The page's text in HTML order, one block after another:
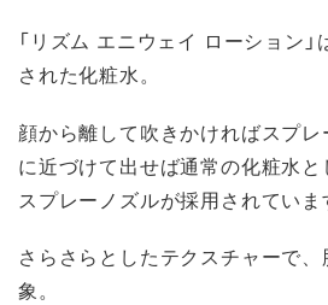
「リズム エニウェイ ローション
された化粧水。
顔から離して吹きかければスプ
に近づけて出せば通常の化粧水
スプレーノズルが採用されていま
さらさらとしたテクスチャーで
象。